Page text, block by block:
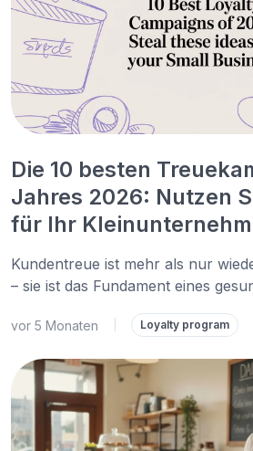
Die 10 besten
Jahres 2026: Nutzen
für Ihr
Kundentreue ist mehr als nur
– sie ist das Fundament eines
vor 5 Monaten Loyalty program